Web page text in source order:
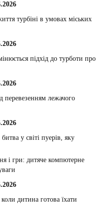
турбіні в умовах міських
підхід до турботи про
перевезенням лежачого
у світі пуерів, яку
і гри: дитяче компютерне
дитина готова їхати